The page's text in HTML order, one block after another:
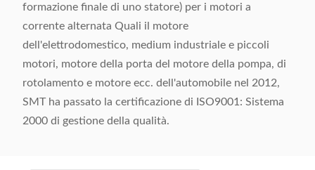
formazione finale di uno statore) per i motori a
corrente alternata Quali il motore
dell'elettrodomestico, medium industriale e piccoli
motori, motore della porta del motore della pompa, di
rotolamento e motore ecc. dell'automobile nel 2012,
SMT ha passato la certificazione di ISO9001: Sistema
2000 di gestione della qualità.